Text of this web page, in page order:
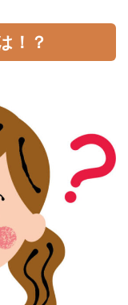
！？